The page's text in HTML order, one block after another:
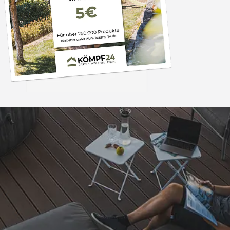
Trusted Shops
4,81/ 5
25.967 Bewertungen
„Besonders gut
1. Die schnelle
auf Rechnung 3.
einem günstigen
der
zufrieden.